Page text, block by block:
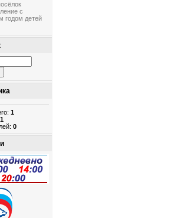
с
годом детей
1
1
0